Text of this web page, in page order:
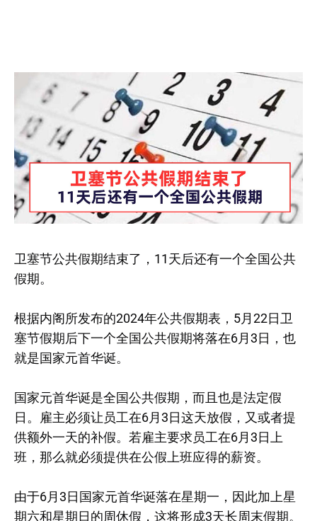
卫塞节公共假期结束了，11天后还有一个全国公共
假期。
根据内阁所发布的2024年公共假期表，5月22日卫
塞节假期后下一个全国公共假期将落在6月3日，也
就是国家元首华诞。
国家元首华诞是全国公共假期，而且也是法定假
日。雇主必须让员工在6月3日这天放假，又或者提
供额外一天的补假。若雇主要求员工在6月3日上
班，那么就必须提供在公假上班应得的薪资。
由于6月3日国家元首华诞落在星期一，因此加上星
期六和星期日的周休假，这将形成3天长周末假期。